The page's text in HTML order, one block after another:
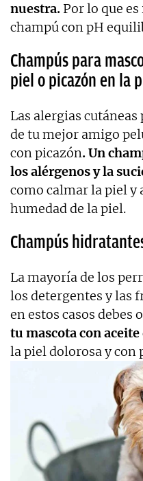
nuestra. Por lo que
champú con pH
Champús para
piel o picazón en la
Las alergias
de tu mejor amigo
con picazón. Un
los alérgenos y la
como calmar la piel y
humedad de la piel.
Champús
La mayoría de los
los detergentes y las
en estos casos debes
tu mascota con aceite
la piel dolorosa y con